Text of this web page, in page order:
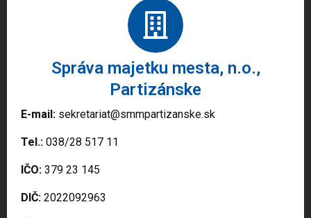
Správa majetku mesta, n.o.,
Partizánske
E-mail: sekretariat@smmpartizanske.sk
Tel.: 038/28 517 11
IČO: 379 23 145
DIČ: 2022092963